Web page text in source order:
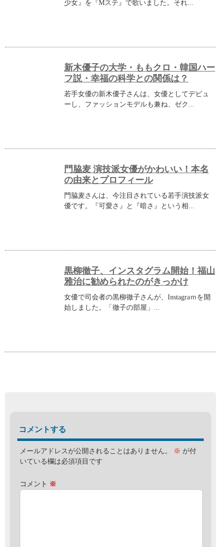
少女』を『Mステ』で歌いました。それ...
新木優子の大学・ももクロ・韓国ハー
フ説・幸福の科学との関係は？
若手女優の新木優子さんは、女優としてデビュ
ーし、ファッションモデルも兼ね、ゼク...
門脇麦 演技派女優がかわいい！本名
の由来とプロフィール
門脇麦さんは、今注目されている若手演技派女
優です。『可愛さ』と『暗さ』という相...
黒柳徹子、インスタグラム開始！福山
雅治に勧められたのがきっかけ
女優で司会者の黒柳徹子さんが、Instagraｍを開
始しました。「徹子の部屋」...
コメントする
メールアドレスが公開されることはありません。 ※ が付
いている欄は必須項目です
コメント ※